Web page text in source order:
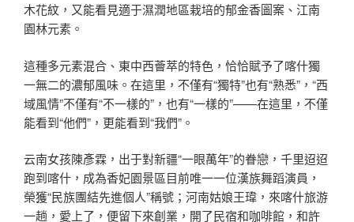
木花紋，又能看見適于濕潤地區栽培的郁金香圖案、江南
園林元素。
這種多元素混合、東中西薈萃的特色，恰恰賦予了喀什獨
一無二的濃郁風味。在這里，不僅有“獨特”也有“熟悉”，“西
域風情”不僅有“不一樣的”，也有“一樣的”——在這里，不僅
能看到“他們”，更能看到“我們”。
云南女孩陳彥霖，出于對新疆“一眼萬年”的眷戀，千里迢迢
跑到喀什，成為香妃園景區目前唯一一位漢族舞蹈演員，
榮獲“民族團結先進個人”稱號；河南姑娘王瑋，來喀什旅游
一趟，愛上了，便留下來創業，開了民宿和咖啡館，和許